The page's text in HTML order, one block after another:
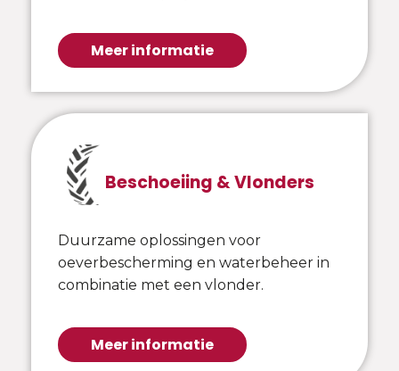
Meer informatie
Beschoeiing & Vlonders
Duurzame oplossingen voor
oeverbescherming en waterbeheer in
combinatie met een vlonder.
Meer informatie